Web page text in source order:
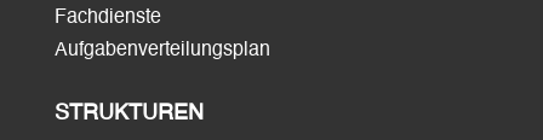
Fachdienste
Aufgabenverteilungsplan
STRUKTUREN